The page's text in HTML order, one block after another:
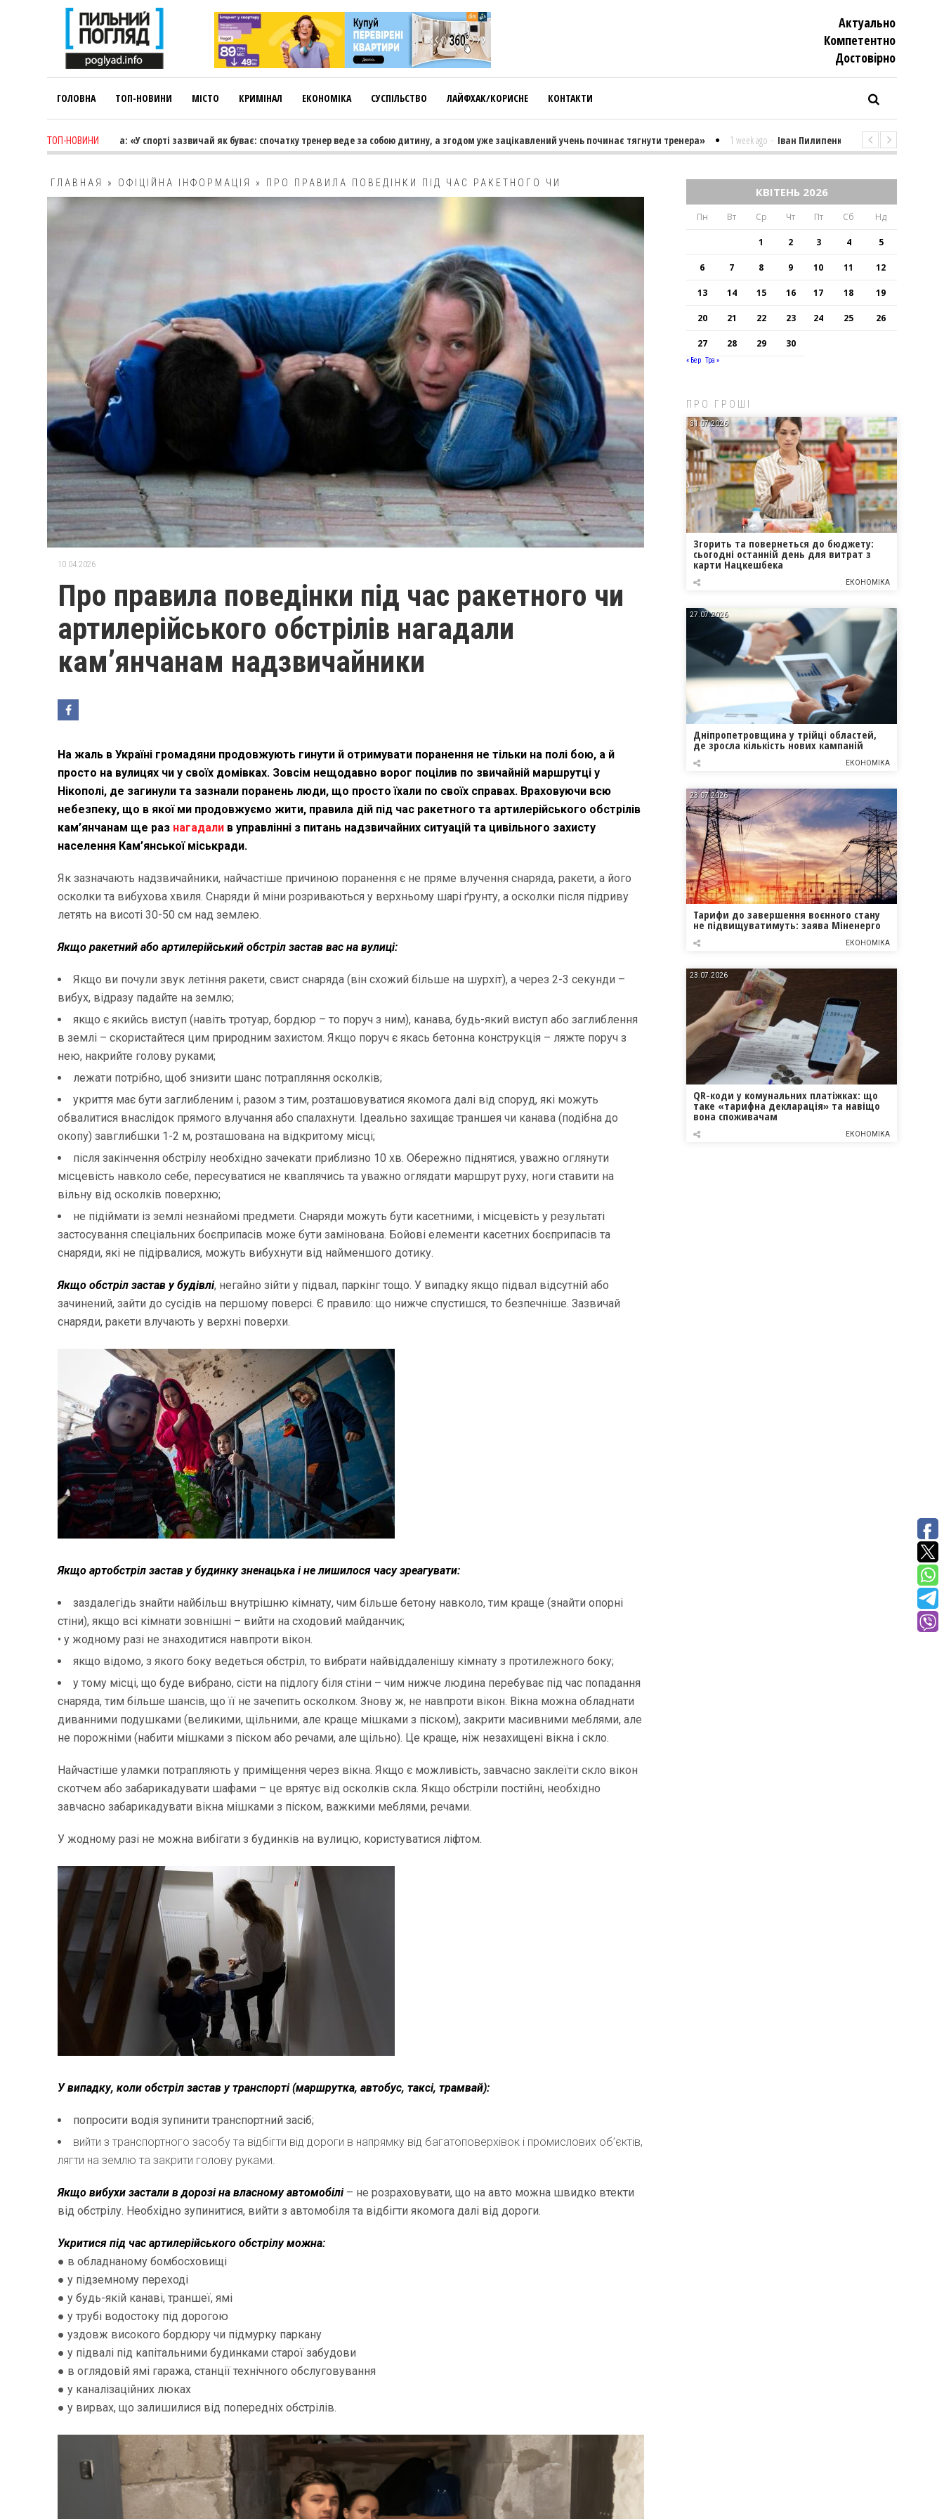
Актуально
Компетентно
Достовiрно
ГОЛОВНА ТОП-НОВИНИ МІСТО КРИМІНАЛ ЕКОНОМІКА СУСПІЛЬСТВО ЛАЙФХАК/КОРИСНЕ КОНТАКТИ
ТОП-НОВИНИ
Лариса Коновалова: «У спорті зазвичай як буває: спочатку тренер веде за собою дитину, а згодом уже зацікавлений учень починає тягнути тренера» 1 week ago - Іван Пилипенко «Найважчими є суто
ГЛАВНАЯ » ОФІЦІЙНА ІНФОРМАЦІЯ » ПРО ПРАВИЛА ПОВЕДІНКИ ПІД ЧАС РАКЕТНОГО ЧИ
10.04.2026
Про правила поведінки під час ракетного чи
артилерійського обстрілів нагадали
кам’янчанам надзвичайники
На жаль в Україні громадяни продовжують гинути й отримувати поранення не тільки на полі бою, а й
просто на вулицях чи у своїх домівках. Зовсім нещодавно ворог поцілив по звичайній маршрутці у
Нікополі, де загинули та зазнали поранень люди, що просто їхали по своїх справах. Враховуючи всю
небезпеку, що в якої ми продовжуємо жити, правила дій під час ракетного та артилерійського обстрілів
кам’янчанам ще раз нагадали в управлінні з питань надзвичайних ситуацій та цивільного захисту
населення Кам’янської міськради.
Як зазначають надзвичайники, найчастіше причиною поранення є не пряме влучення снаряда, ракети, а його
осколки та вибухова хвиля. Снаряди й міни розриваються у верхньому шарі ґрунту, а осколки після підриву
летять на висоті 30-50 см над землею.
Якщо ракетний або артилерійський обстріл застав вас на вулиці:
Якщо ви почули звук летіння ракети, свист снаряда (він схожий більше на шурхіт), а через 2-3 секунди –
вибух, відразу падайте на землю;
якщо є якийсь виступ (навіть тротуар, бордюр – то поруч з ним), канава, будь-який виступ або заглиблення
в землі – скористайтеся цим природним захистом. Якщо поруч є якась бетонна конструкція – ляжте поруч з
нею, накрийте голову руками;
лежати потрібно, щоб знизити шанс потрапляння осколків;
укриття має бути заглибленим і, разом з тим, розташовуватися якомога далі від споруд, які можуть
обвалитися внаслідок прямого влучання або спалахнути. Ідеально захищає траншея чи канава (подібна до
окопу) завглибшки 1-2 м, розташована на відкритому місці;
після закінчення обстрілу необхідно зачекати приблизно 10 хв. Обережно піднятися, уважно оглянути
місцевість навколо себе, пересуватися не кваплячись та уважно оглядати маршрут руху, ноги ставити на
вільну від осколків поверхню;
не підіймати із землі незнайомі предмети. Снаряди можуть бути касетними, і місцевість у результаті
застосування спеціальних боєприпасів може бути замінована. Бойові елементи касетних боєприпасів та
снаряди, які не підірвалися, можуть вибухнути від найменшого дотику.
Якщо обстріл застав у будівлі, негайно зійти у підвал, паркінг тощо. У випадку якщо підвал відсутній або
зачинений, зайти до сусідів на першому поверсі. Є правило: що нижче спустишся, то безпечніше. Зазвичай
снаряди, ракети влучають у верхні поверхи.
Якщо артобстріл застав у будинку зненацька і не лишилося часу зреагувати:
заздалегідь знайти найбільш внутрішню кімнату, чим більше бетону навколо, тим краще (знайти опорні
стіни), якщо всі кімнати зовнішні – вийти на сходовий майданчик;
• у жодному разі не знаходитися навпроти вікон.
якщо відомо, з якого боку ведеться обстріл, то вибрати найвіддаленішу кімнату з протилежного боку;
у тому місці, що буде вибрано, сісти на підлогу біля стіни – чим нижче людина перебуває під час попадання
снаряда, тим більше шансів, що її не зачепить осколком. Знову ж, не навпроти вікон. Вікна можна обладнати
диванними подушками (великими, щільними, але краще мішками з піском), закрити масивними меблями, але
не порожніми (набити мішками з піском або речами, але щільно). Це краще, ніж незахищені вікна і скло.
Найчастіше уламки потрапляють у приміщення через вікна. Якщо є можливість, завчасно заклеїти скло вікон
скотчем або забарикадувати шафами – це врятує від осколків скла. Якщо обстріли постійні, необхідно
завчасно забарикадувати вікна мішками з піском, важкими меблями, речами.
У жодному разі не можна вибігати з будинків на вулицю, користуватися ліфтом.
У випадку, коли обстріл застав у транспорті (маршрутка, автобус, таксі, трамвай):
попросити водія зупинити транспортний засіб;
вийти з транспортного засобу та відбігти від дороги в напрямку від багатоповерхівок і промислових об’єктів,
лягти на землю та закрити голову руками.
Якщо вибухи застали в дорозі на власному автомобілі– не розраховувати, що на авто можна швидко втекти
від обстрілу. Необхідно зупинитися, вийти з автомобіля та відбігти якомога далі від дороги.
Укритися під час артилерійського обстрілу можна:
● в обладнаному бомбосховищі
● у підземному переході
● у будь-якій канаві, траншеї, ямі
● у трубі водостоку під дорогою
● уздовж високого бордюру чи підмурку паркану
● у підвалі під капітальними будинками старої забудови
● в оглядовій ямі гаража, станції технічного обслуговування
● у каналізаційних люках
● у вирвах, що залишилися від попередніх обстрілів.
КВІТЕНЬ 2026
Пн Вт Ср Чт Пт Сб Нд
1 2 3 4 5
6 7 8 9 10 11 12
13 14 15 16 17 18 19
20 21 22 23 24 25 26
27 28 29 30
« Бер Тра »
ПРО ГРОШІ
31.07.2026
Згорить та повернеться до бюджету:
сьогодні останній день для витрат з
карти Нацкешбека
ЕКОНОМІКА
27.07.2026
Дніпропетровщина у трійці областей,
де зросла кількість нових кампаній
ЕКОНОМІКА
23.07.2026
Тарифи до завершення воєнного стану
не підвищуватимуть: заява Міненерго
ЕКОНОМІКА
23.07.2026
QR-коди у комунальних платіжках: що
таке «тарифна декларація» та навіщо
вона споживачам
ЕКОНОМІКА